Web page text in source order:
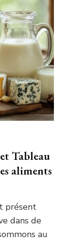
Tableau
aliments
présent
dans de
au